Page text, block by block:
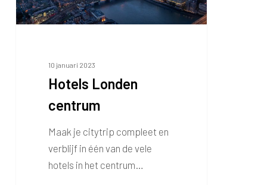
10 januari 2023
Hotels Londen
centrum
Maak je citytrip compleet en
verblijf in één van de vele
hotels in het centrum…